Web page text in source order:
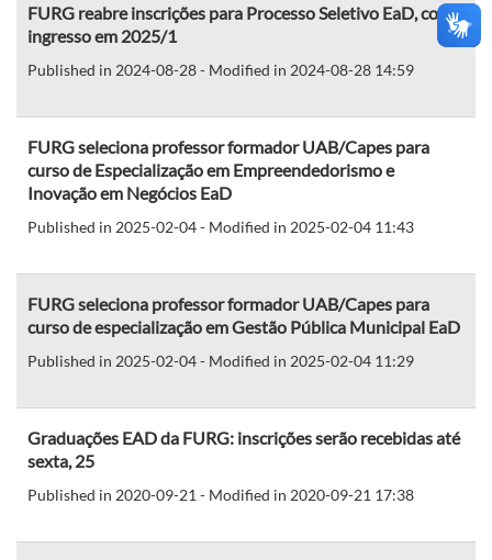
FURG reabre inscrições para Processo Seletivo EaD, com
ingresso em 2025/1
Published in 2024-08-28 - Modified in 2024-08-28 14:59
FURG seleciona professor formador UAB/Capes para
curso de Especialização em Empreendedorismo e
Inovação em Negócios EaD
Published in 2025-02-04 - Modified in 2025-02-04 11:43
FURG seleciona professor formador UAB/Capes para
curso de especialização em Gestão Pública Municipal EaD
Published in 2025-02-04 - Modified in 2025-02-04 11:29
Graduações EAD da FURG: inscrições serão recebidas até
sexta, 25
Published in 2020-09-21 - Modified in 2020-09-21 17:38